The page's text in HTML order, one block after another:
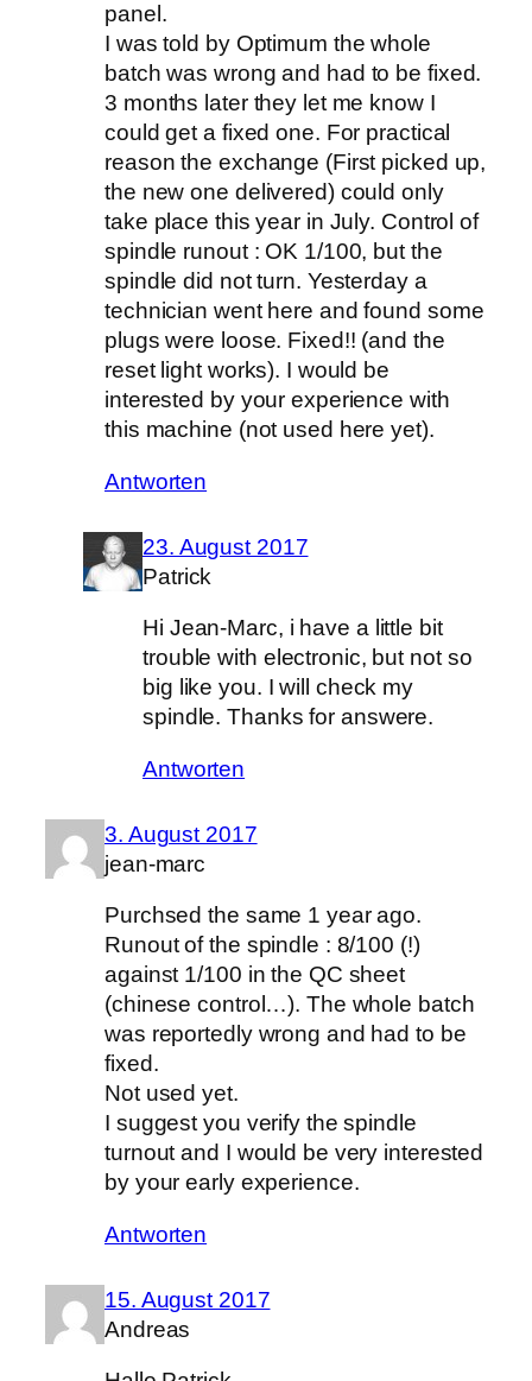
panel.
I was told by Optimum the whole
batch was wrong and had to be fixed.
3 months later they let me know I
could get a fixed one. For practical
reason the exchange (First picked up,
the new one delivered) could only
take place this year in July. Control of
spindle runout : OK 1/100, but the
spindle did not turn. Yesterday a
technician went here and found some
plugs were loose. Fixed!! (and the
reset light works). I would be
interested by your experience with
this machine (not used here yet).
Antworten
23. August 2017
Patrick
Hi Jean-Marc, i have a little bit
trouble with electronic, but not so
big like you. I will check my
spindle. Thanks for answere.
Antworten
3. August 2017
jean-marc
Purchsed the same 1 year ago.
Runout of the spindle : 8/100 (!)
against 1/100 in the QC sheet
(chinese control…). The whole batch
was reportedly wrong and had to be
fixed.
Not used yet.
I suggest you verify the spindle
turnout and I would be very interested
by your early experience.
Antworten
15. August 2017
Andreas